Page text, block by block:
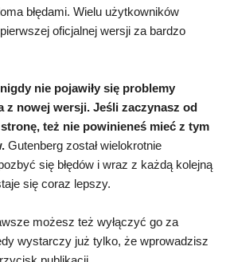
błędami. Wielu użytkowników
oficjalnej wersji za bardzo
nie pojawiły się problemy
z nowej wersji. Jeśli zaczynasz od
też nie powinieneś mieć z tym
Gutenberg został wielokrotnie
się błędów i wraz z każdą kolejną
się coraz lepszy.
możesz też wyłączyć go za
wystarczy już tylko, że wprowadzisz